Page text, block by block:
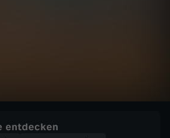
entdecken